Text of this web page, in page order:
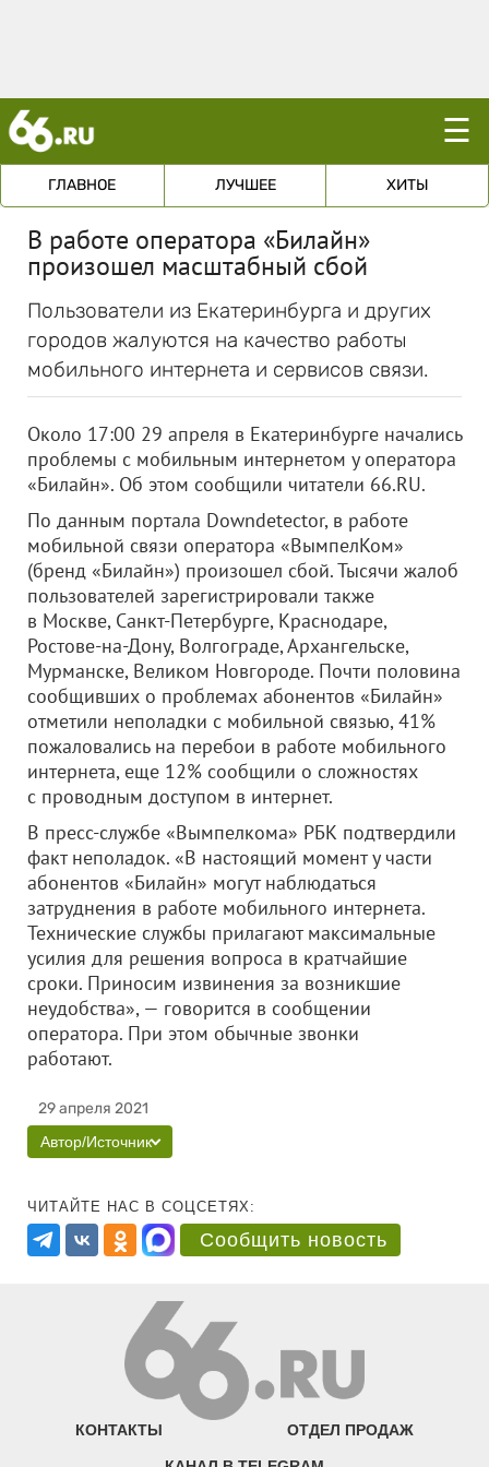
☰
ГЛАВНОЕ ЛУЧШЕЕ ХИТЫ
В работе оператора «Билайн»
произошел масштабный сбой
Пользователи из Екатеринбурга и других
городов жалуются на качество работы
мобильного интернета и сервисов связи.
Около 17:00 29 апреля в Екатеринбурге начались
проблемы с мобильным интернетом у оператора
«Билайн». Об этом сообщили читатели 66.RU.
По данным портала Downdetector, в работе
мобильной связи оператора «ВымпелКом»
(бренд «Билайн») произошел сбой. Тысячи жалоб
пользователей зарегистрировали также
в Москве, Санкт-Петербурге, Краснодаре,
Ростове-на-Дону, Волгограде, Архангельске,
Мурманске, Великом Новгороде. Почти половина
сообщивших о проблемах абонентов «Билайн»
отметили неполадки с мобильной связью, 41%
пожаловались на перебои в работе мобильного
интернета, еще 12% сообщили о сложностях
с проводным доступом в интернет.
В пресс-службе «Вымпелкома» РБК подтвердили
факт неполадок. «В настоящий момент у части
абонентов «Билайн» могут наблюдаться
затруднения в работе мобильного интернета.
Технические службы прилагают максимальные
усилия для решения вопроса в кратчайшие
сроки. Приносим извинения за возникшие
неудобства», — говорится в сообщении
оператора. При этом обычные звонки
работают.
29 апреля 2021
Автор/Источник
ЧИТАЙТЕ НАС В СОЦСЕТЯХ:
Сообщить новость
КОНТАКТЫ ОТДЕЛ ПРОДАЖ